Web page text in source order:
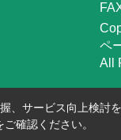
ペ
All
、サービス向上検討
ご確認ください。